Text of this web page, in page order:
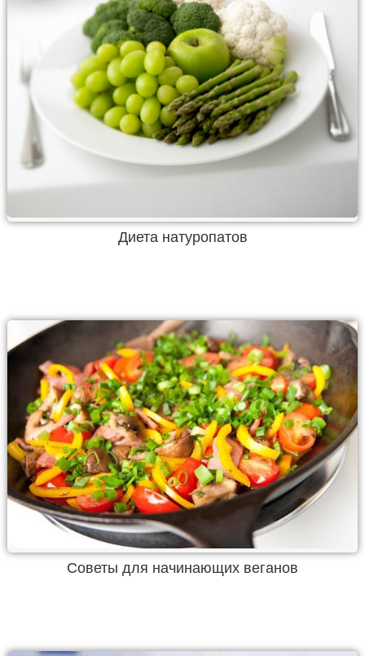
Диета натуропатов
Советы для начинающих веганов